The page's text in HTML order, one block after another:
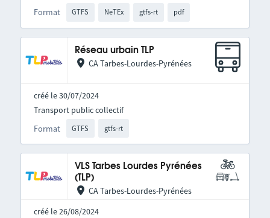
Format GTFS NeTEx gtfs-rt pdf
Réseau urbain TLP
CA Tarbes-Lourdes-Pyrénées
créé le 30/07/2024
Format GTFS gtfs-rt
Transport public collectif
VLS Tarbes Lourdes Pyrénées
(TLP)
CA Tarbes-Lourdes-Pyrénées
créé le 26/08/2024